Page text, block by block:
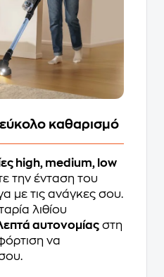
εύκολο καθαρισμό
high, medium, low
την ένταση του
με τις ανάγκες σου.
λιθίου
αυτονομίας στη
να